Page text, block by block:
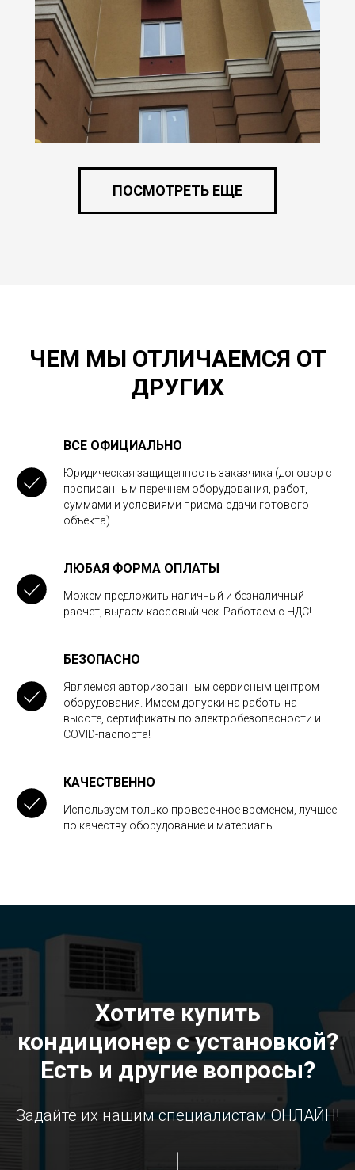
ПОСМОТРЕТЬ ЕЩЕ
ЧЕМ МЫ ОТЛИЧАЕМСЯ ОТ
ДРУГИХ
ВСЕ ОФИЦИАЛЬНО
Юридическая защищенность заказчика (договор с
прописанным перечнем оборудования, работ,
суммами и условиями приема-сдачи готового
объекта)
ЛЮБАЯ ФОРМА ОПЛАТЫ
Можем предложить наличный и безналичный
расчет, выдаем кассовый чек. Работаем с НДС!
БЕЗОПАСНО
Являемся авторизованным сервисным центром
оборудования. Имеем допуски на работы на
высоте, сертификаты по электробезопасности и
COVID-паспорта!
КАЧЕСТВЕННО
Используем только проверенное временем, лучшее
по качеству оборудование и материалы
Хотите купить
кондиционер с установкой?
Есть и другие вопросы?
Задайте их нашим специалистам ОНЛАЙН!